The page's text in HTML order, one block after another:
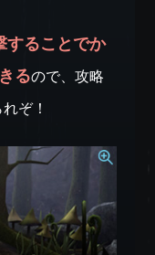
することでか
るので、攻略
ぞ！